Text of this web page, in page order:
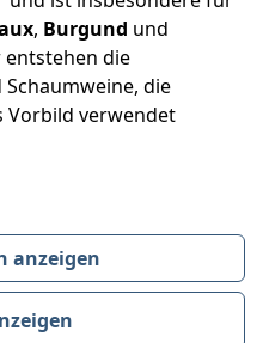
, Burgund und
die
die
Vorbild verwendet
anzeigen